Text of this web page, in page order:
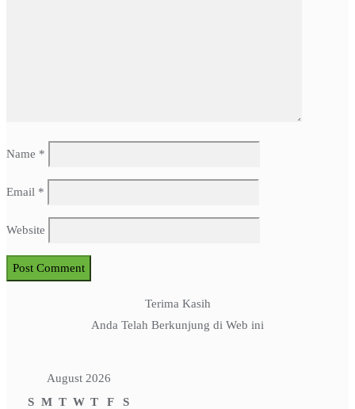
Name *
Email *
Website
Terima Kasih
Anda Telah Berkunjung di Web ini
August 2026
S M T W T F
S